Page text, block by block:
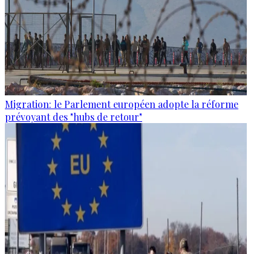
Migration: le Parlement européen adopte la réforme
prévoyant des "hubs de retour"